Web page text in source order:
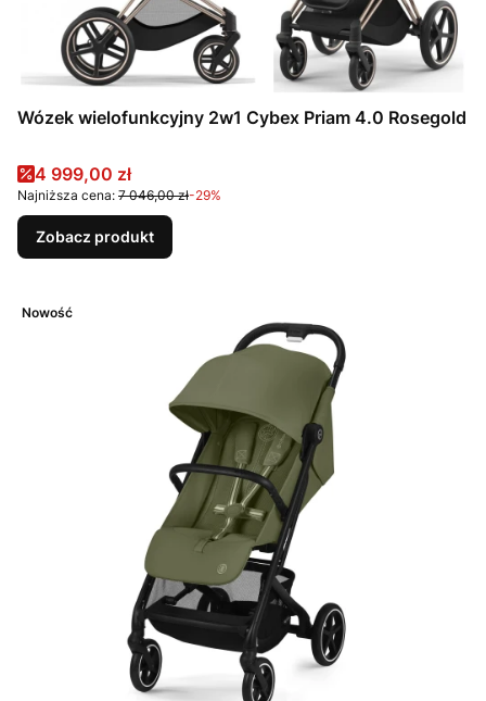
Wózek wielofunkcyjny 2w1 Cybex Priam 4.0 Rosegold
Cena promocyjna
4 999,00 zł
Najniższa cena: 7 046,00 zł-29%
Zobacz produkt
Nowość